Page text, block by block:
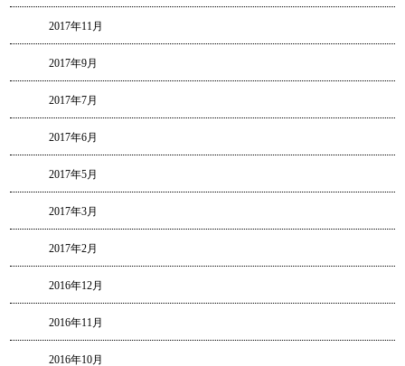
2017年11月
2017年9月
2017年7月
2017年6月
2017年5月
2017年3月
2017年2月
2016年12月
2016年11月
2016年10月